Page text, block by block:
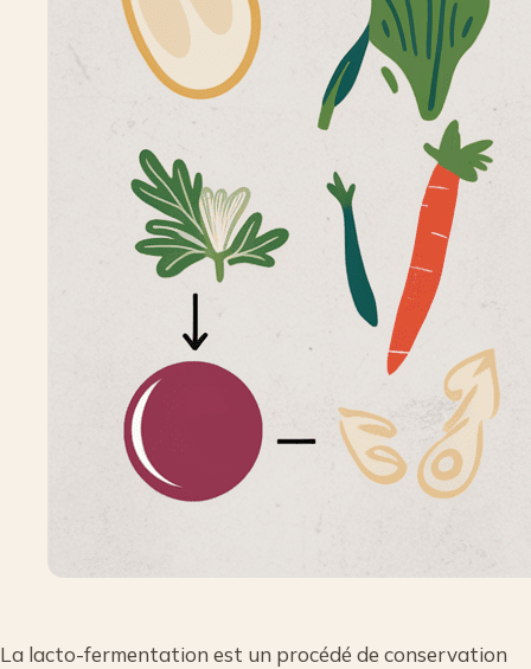
La lacto-fermentation est un procédé de conservation